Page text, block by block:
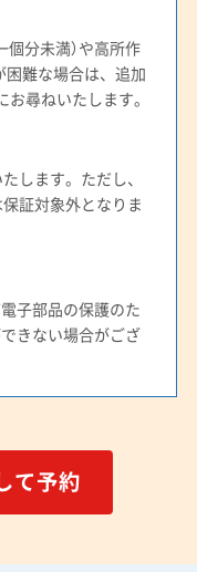
個分未満）や高所作
困難な場合は、追加
尋ねいたします。
します。ただし、
証対象外となりま
子部品の保護のた
きない場合がござ
て予約